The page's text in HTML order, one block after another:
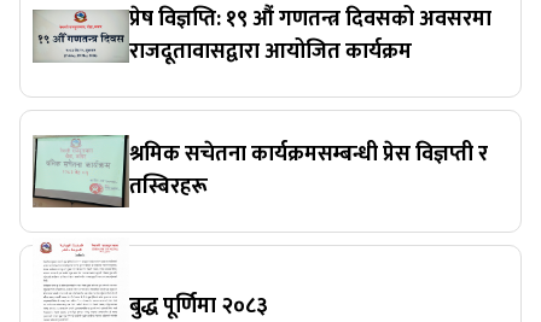
प्रेष विज्ञप्ति: १९ ‌औं गणतन्त्र दिवसको अवसरमा
राजदूतावासद्वारा आयोजित कार्यक्रम
श्रमिक सचेतना कार्यक्रमसम्बन्धी प्रेस विज्ञप्ती र
तस्बिरहरू
बुद्ध पूर्णिमा २०८३